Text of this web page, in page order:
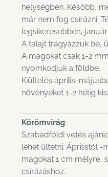
helységben. Később,
már nem fog csírázni.
legsikeresebben,
A talajt trágyázzuk be,
A magokat csak 1-2
nyomkodjuk a földbe.
Kiültetés április-
növényeket 1-2 hétig
Körömvirág:
Szabadföldi vetés
lehet ültetni. Áprilistól -
magokat 1 cm mélyre,
csírázáshoz.